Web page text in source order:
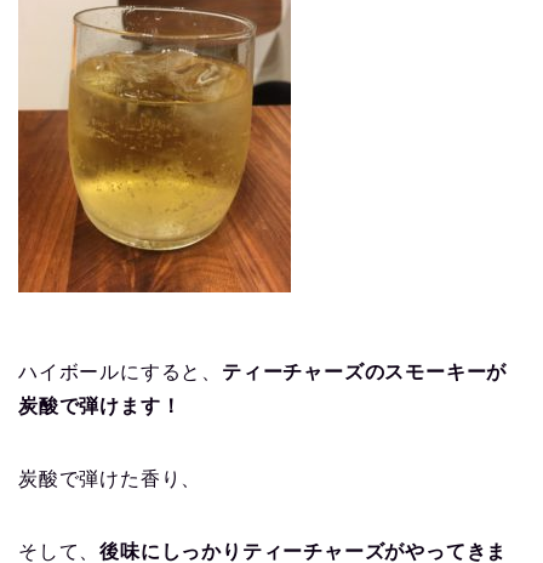
ハイボールにすると、 ティーチャーズのスモーキーが
炭酸で弾けます！
炭酸で弾けた香り、
そして、後味にしっかりティーチャーズがやってきま